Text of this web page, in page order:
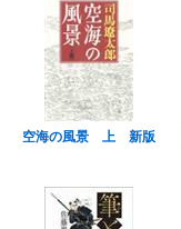
空海の風景 上 新版